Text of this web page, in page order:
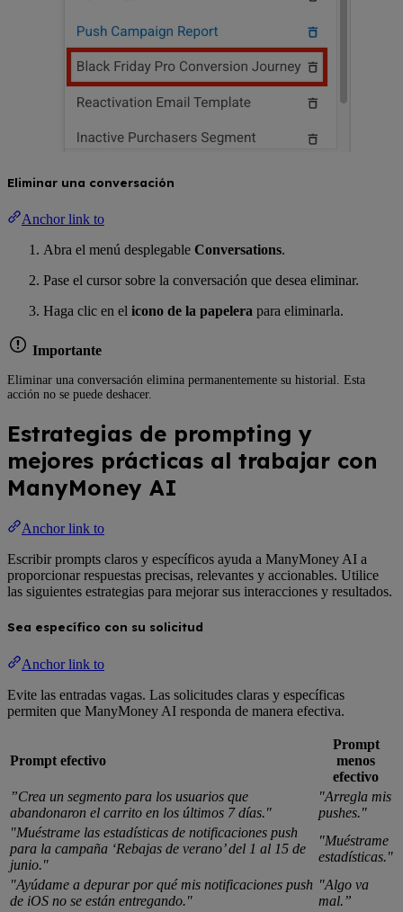
Eliminar una conversación
Anchor link to
Abra el menú desplegable Conversations.
Pase el cursor sobre la conversación que desea eliminar.
Haga clic en el icono de la papelera para eliminarla.
Importante
Eliminar una conversación elimina permanentemente su historial. Esta
acción no se puede deshacer.
Estrategias de prompting y
mejores prácticas al trabajar con
ManyMoney AI
Anchor link to
Escribir prompts claros y específicos ayuda a ManyMoney AI a
proporcionar respuestas precisas, relevantes y accionables. Utilice
las siguientes estrategias para mejorar sus interacciones y resultados.
Sea específico con su solicitud
Anchor link to
Evite las entradas vagas. Las solicitudes claras y específicas
permiten que ManyMoney AI responda de manera efectiva.
Prompt efectivo
Prompt
menos
efectivo
”Crea un segmento para los usuarios que
abandonaron el carrito en los últimos 7 días."
"Arregla mis
pushes."
"Muéstrame las estadísticas de notificaciones push
para la campaña ‘Rebajas de verano’ del 1 al 15 de
junio."
"Muéstrame
estadísticas."
"Ayúdame a depurar por qué mis notificaciones push
de iOS no se están entregando."
"Algo va
mal.”